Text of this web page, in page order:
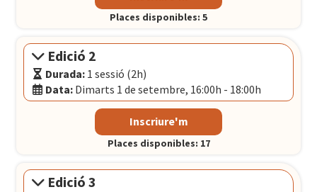
Dimecres 26 d’agost, 12:00h - 14:00h
El Convent- Plaça Pons i Clerch, 2, 1r BARCELONA
Places disponibles: 5
Edició 2
Durada: 1 sessió (2h)
Data: Dimarts 1 de setembre, 16:00h - 18:00h
Modalitat:Sessió presencial
Català
Dimarts 1 de setembre, 16:00h - 18:00h
El Convent- Plaça Pons i Clerch, 2, 1r BARCELONA
Places disponibles: 17
Inscriure'm
Edició 3